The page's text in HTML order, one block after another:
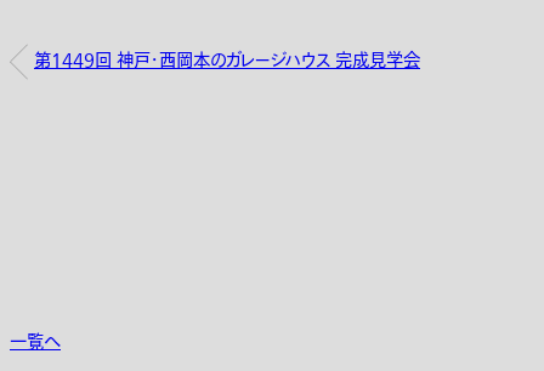
第1449回 神戸・西岡本のガレージハウス 完成見学会
一覧へ